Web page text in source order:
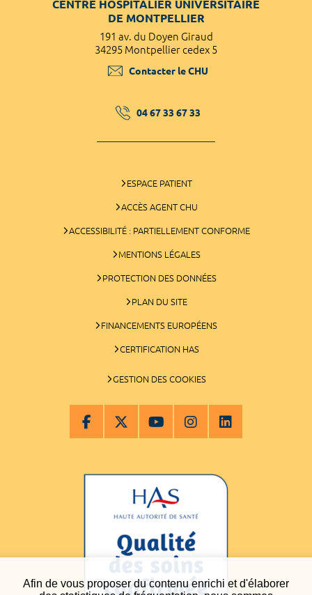
Afin de vous proposer du contenu enrichi et d'élaborer
CENTRE HOSPITALIER UNIVERSITAIRE
DE MONTPELLIER
191 av. du Doyen Giraud
34295 Montpellier cedex 5
Contacter le CHU
04 67 33 67 33
ESPACE PATIENT
ACCÈS AGENT CHU
ACCESSIBILITÉ : PARTIELLEMENT CONFORME
MENTIONS LÉGALES
PROTECTION DES DONNÉES
PLAN DU SITE
FINANCEMENTS EUROPÉENS
CERTIFICATION HAS
GESTION DES COOKIES